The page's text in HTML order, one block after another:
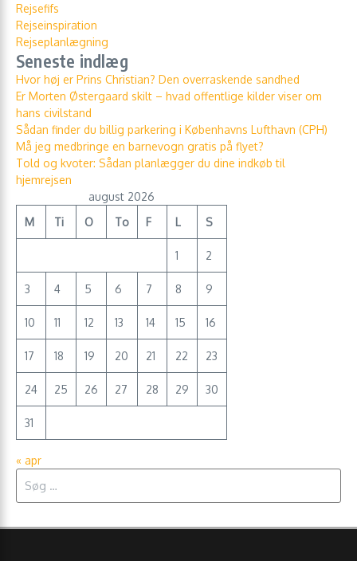
Rejsefifs
Rejseinspiration
Rejseplanlægning
Seneste indlæg
Hvor høj er Prins Christian? Den overraskende sandhed
Er Morten Østergaard skilt – hvad offentlige kilder viser om
hans civilstand
Sådan finder du billig parkering i Københavns Lufthavn (CPH)
Må jeg medbringe en barnevogn gratis på flyet?
Told og kvoter: Sådan planlægger du dine indkøb til
hjemrejsen
august 2026
M
Ti O To F L S
1 2
3 4 5 6 7 8 9
10 11 12 13 14 15 16
17 18 19 20 21 22 23
24 25 26 27 28 29 30
31
« apr